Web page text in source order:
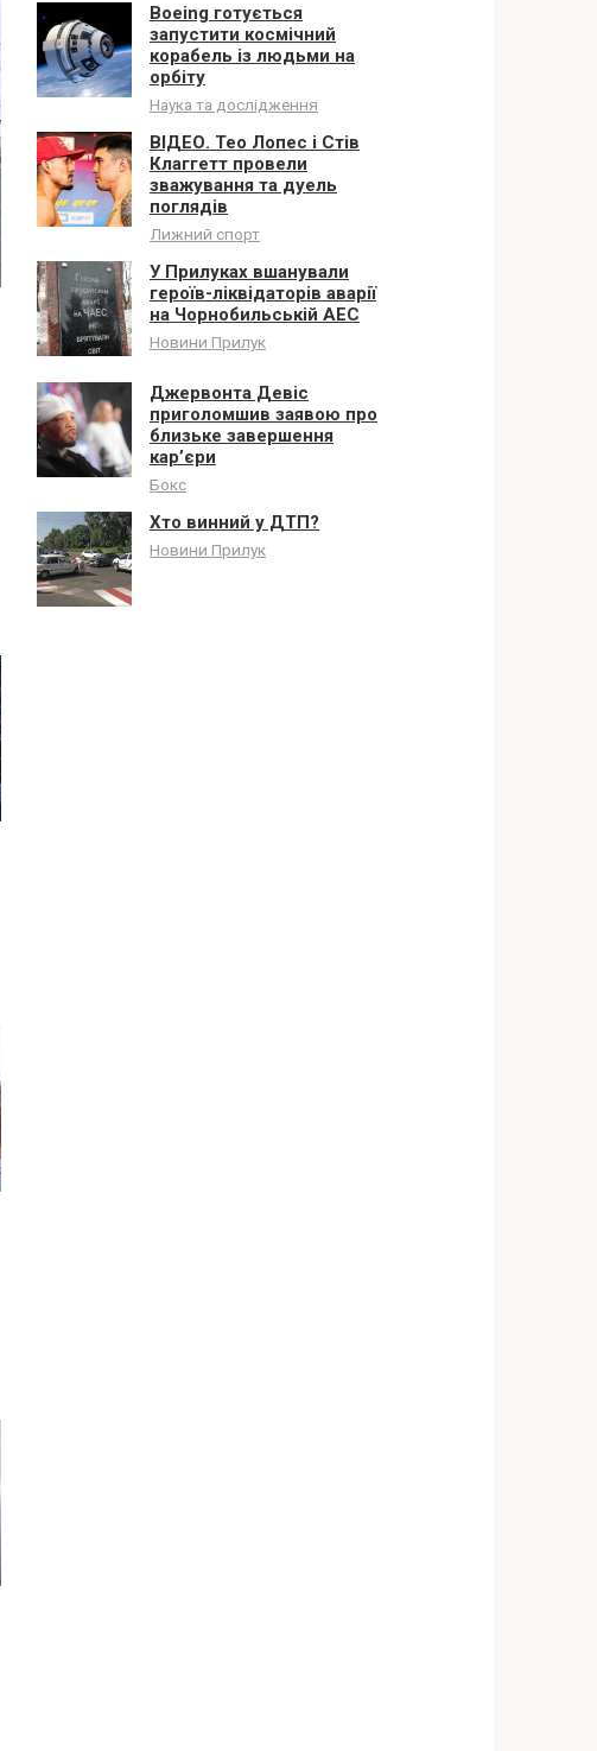
Boeing готується
запустити космічний
корабель із людьми на
орбіту
Наука та дослідження
ВІДЕО. Тео Лопес і Стів
Клаггетт провели
зважування та дуель
поглядів
Лижний спорт
У Прилуках вшанували
героїв-ліквідаторів аварії
на Чорнобильській АЕС
Новини Прилук
Джервонта Девіс
приголомшив заявою про
близьке завершення
кар’єри
Бокс
Хто винний у ДТП?
Новини Прилук